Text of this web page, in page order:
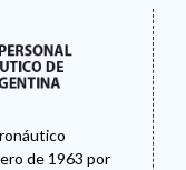
de 1963 por